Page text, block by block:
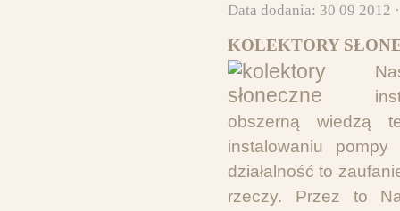
Data dodania: 30 09 2012
KOLEKTORY
obszerną wiedzą
instalowaniu
działalność to
rzeczy. Przez to